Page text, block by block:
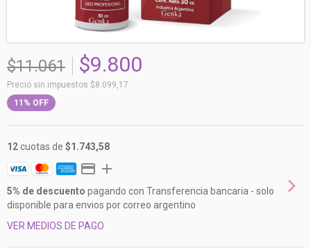
$11.061 $9.800
Precio sin impuestos $8.099,17
11 % OFF
12cuotas de $1.743,58
5% de descuento pagando con Transferencia bancaria - solo
disponible para envios por correo argentino
VER MEDIOS DE PAGO